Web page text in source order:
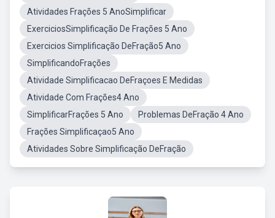
Atividades Frações 5 AnoSimplificar
ExerciciosSimplificação De Frações 5 Ano
Exercicios Simplificação DeFração5 Ano
SimplificandoFrações
Atividade Simplificacao DeFraçoes E Medidas
Atividade Com Frações4 Ano
SimplificarFrações 5 Ano
Problemas DeFração 4 Ano
Frações Simplificaçao5 Ano
Atividades Sobre Simplificação DeFração